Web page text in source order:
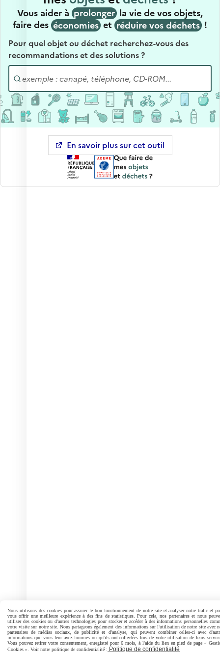
Nous utilisons des cookies pour assurer le bon fonctionnement de notre site et analyser notre trafic et
vous offrir une meilleure expérience à des fins de statistiques. Pour cela, nos partenaires et nous
utiliser des cookies ou d'autres technologies pour stocker et accéder à des informations personnelles
votre visite sur notre site. Nous partageons également des informations sur l'utilisation de notre site avec
partenaires de médias sociaux, de publicité et d'analyse, qui peuvent combiner celles-ci avec
informations que vous leur avez fournies ou qu'ils ont collectées lors de votre utilisation de leurs
Vous pouvez retirer votre consentement, enregistré pour 6 mois, à l'aide du lien en pied de page «
Cookies ». Voir notre politique de confidentialité : Politique de confidentialité